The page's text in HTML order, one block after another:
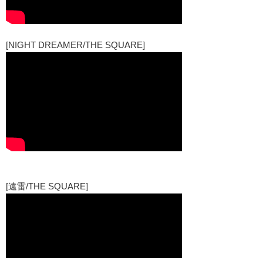
[NIGHT DREAMER/THE SQUARE]
[遠雷/THE SQUARE]